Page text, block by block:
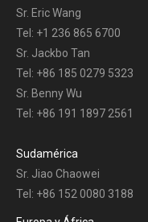
Sr. Eric Wang
Tel: +1 236 865 6700
Sr. Jackbo Tan
Tel: +86 185 0279 5323
Sr. Benny Wu
Tel: +86 191 1897 2561
Sudamérica
Sr. Jiao Chaowei
Tel: +86 152 0080 3188